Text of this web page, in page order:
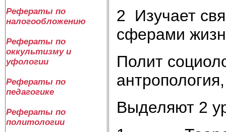
Рефераты по
налогообложению
Рефераты по
оккультизму и
уфологии
Рефераты по
педагогике
Рефераты по
политологии
2 Изучает
сферами
Полит
Выделяют 2